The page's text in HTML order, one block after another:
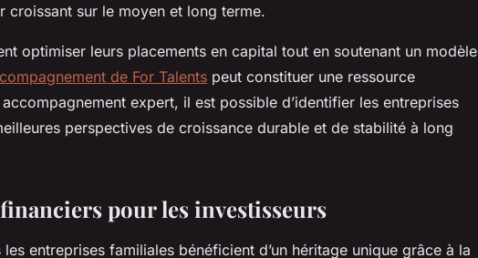
croissant sur le moyen et long terme.
optimiser leurs placements en capital tout en soutenant un modèle
de For Talents peut constituer une ressource
expert, il est possible d’identifier les entreprises
perspectives de croissance durable et de stabilité à long
pour les investisseurs
les entreprises familiales bénéficient d’un héritage unique grâce à la